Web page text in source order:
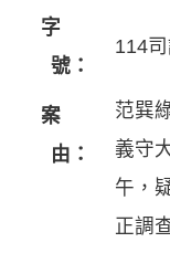
字
號：
114
案
由：
范巽
義守
午，
正調